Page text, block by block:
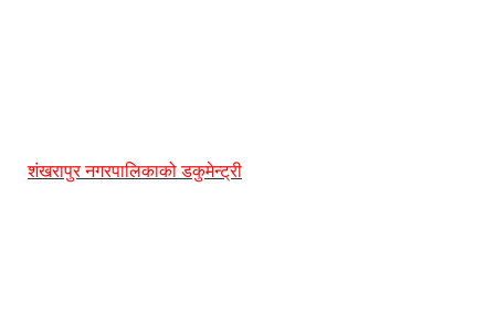
शंखरापुर नगरपालिकाको डकुमेन्ट्री